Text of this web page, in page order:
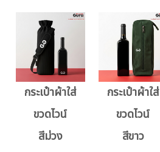
กระเป๋าผ้าใส่
ขวดไวน์
สีม่วง
กระเป๋าผ้าใส่
ขวดไวน์
สีขาว